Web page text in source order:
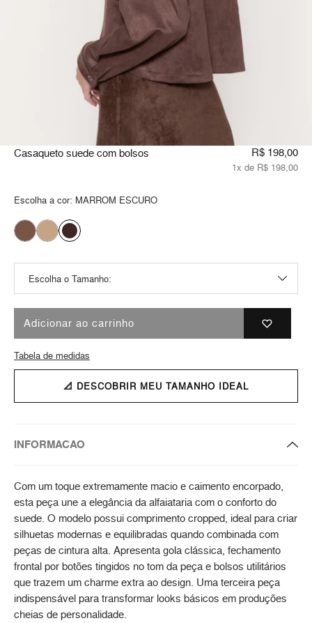
Casaqueto suede com bolsos R$ 198,00
1x de R$ 198,00
Escolha a cor: MARROM ESCURO
Adicionar ao carrinho
Tabela de medidas
📐 DESCOBRIR MEU TAMANHO IDEAL
INFORMACAO
Com um toque extremamente macio e caimento encorpado,
esta peça une a elegância da alfaiataria com o conforto do
suede. O modelo possui comprimento cropped, ideal para criar
silhuetas modernas e equilibradas quando combinada com
peças de cintura alta. Apresenta gola clássica, fechamento
frontal por botões tingidos no tom da peça e bolsos utilitários
que trazem um charme extra ao design. Uma terceira peça
indispensável para transformar looks básicos em produções
cheias de personalidade.